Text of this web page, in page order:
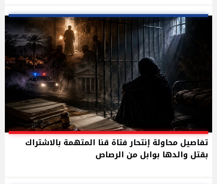
تفاصيل محاولة إنتحار فتاة قنا المتهمة بالاشتراك
بقتل والدها بوابل من الرصاص